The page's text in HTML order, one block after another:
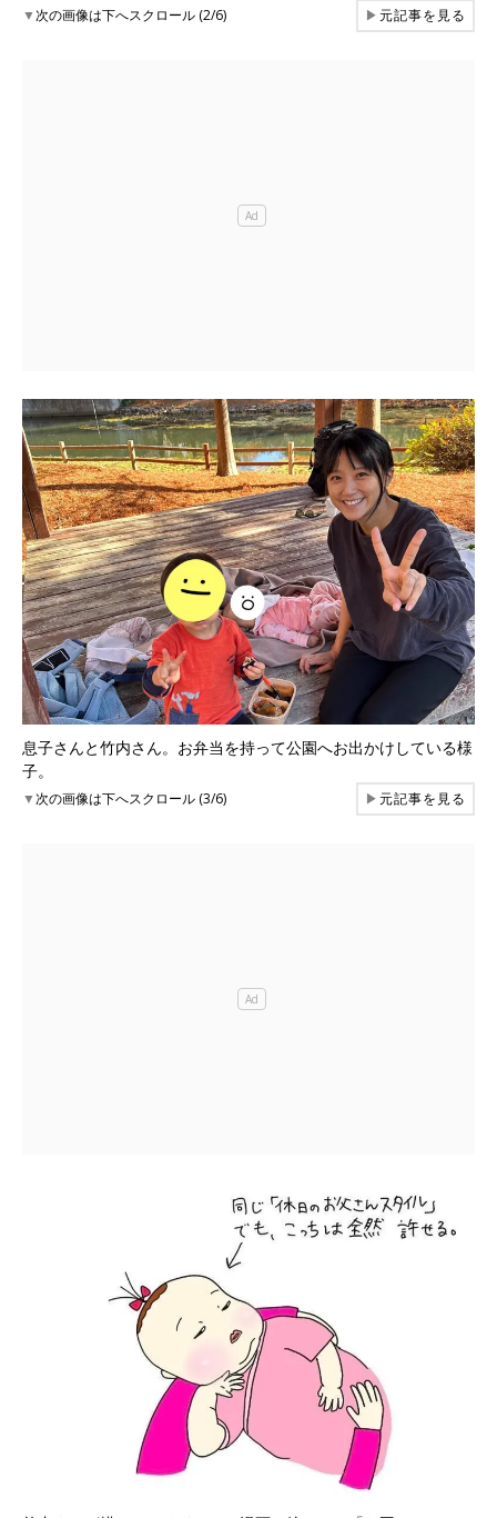
▼次の画像は下へスクロール (2/6) ▶元記事を見る
息子さんと竹内さん。お弁当を持って公園へお出かけしている様
子。
▼次の画像は下へスクロール (3/6) ▶元記事を見る